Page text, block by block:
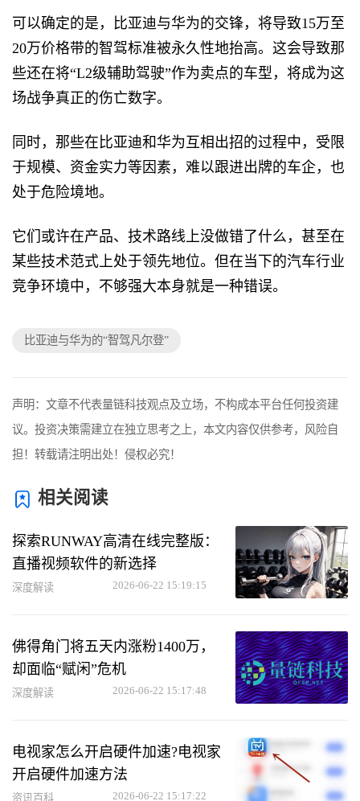
可以确定的是，比亚迪与华为的交锋，将导致15万至
20万价格带的智驾标准被永久性地抬高。这会导致那
些还在将“L2级辅助驾驶”作为卖点的车型，将成为这
场战争真正的伤亡数字。
同时，那些在比亚迪和华为互相出招的过程中，受限
于规模、资金实力等因素，难以跟进出牌的车企，也
处于危险境地。
它们或许在产品、技术路线上没做错了什么，甚至在
某些技术范式上处于领先地位。但在当下的汽车行业
竞争环境中，不够强大本身就是一种错误。
比亚迪与华为的“智驾凡尔登”
声明：文章不代表量链科技观点及立场，不构成本平台任何投资建
议。投资决策需建立在独立思考之上，本文内容仅供参考，风险自
担！转载请注明出处！侵权必究！
相关阅读
探索RUNWAY高清在线完整版：
直播视频软件的新选择
深度解读 2026-06-22 15:19:15
佛得角门将五天内涨粉1400万，
却面临“赋闲”危机
深度解读 2026-06-22 15:17:48
电视家怎么开启硬件加速?电视家
开启硬件加速方法
资讯百科 2026-06-22 15:17:22